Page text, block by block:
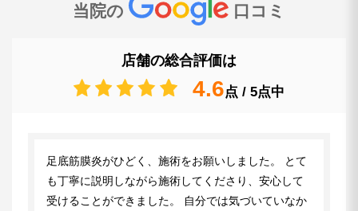
当院の 口コミ
店舗の総合評価は
4.6点 / 5点中
足底筋膜炎がひどく、施術をお願いしました。 とて
も丁寧に説明しながら施術してくださり、安心して
受けることができました。 自分では気づいていなか